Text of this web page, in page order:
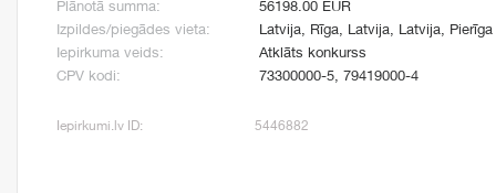
Plānotā summa:
56198.00 EUR
Izpildes/piegādes vieta:
Latvija, Rīga, Latvija, Latvija, Pierīga
Iepirkuma veids:
Atklāts konkurss
CPV kodi:
73300000-5, 79419000-4
Iepirkumi.lv ID: 5446882